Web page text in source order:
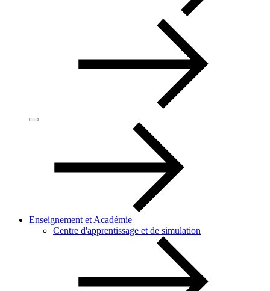
Enseignement et Académie
Centre d'apprentissage et de simulation